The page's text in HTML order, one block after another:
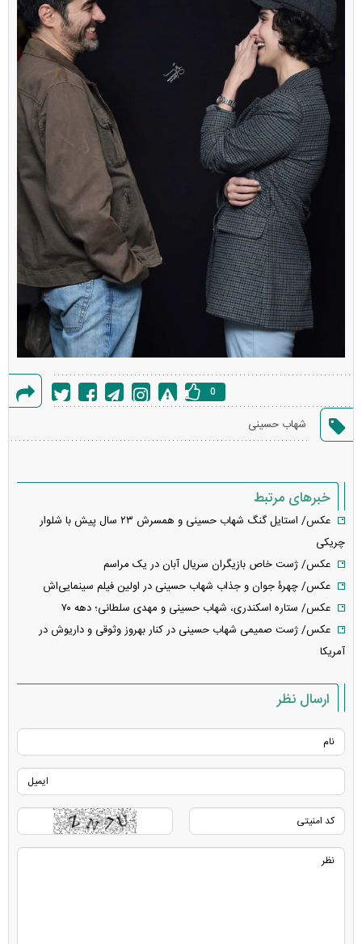
خطا
0
شهاب حسینی
خبرهای مرتبط
عکس/ استایل گنگ شهاب حسینی و همسرش ۲۳ سال پیش با شلوار
چریکی
عکس/ ژست خاص بازیگران سریال آبان در یک مراسم
عکس/ چهرۀ جوان و جذاب شهاب حسینی در اولین فیلم سینمایی‌اش
عکس/ ستاره اسکندری، شهاب حسینی و مهدی سلطانی؛ دهه ۷۰
عکس/ ژست صمیمی شهاب حسینی در کنار بهروز وثوقی و داریوش در
آمریکا
ارسال نظر